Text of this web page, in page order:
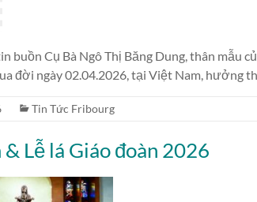
buồn Cụ Bà Ngô Thị Băng Dung, thân mẫu
đời ngày 02.04.2026, tại Việt Nam, hưởng
Tin Tức Fribourg
Lễ lá Giáo đoàn 2026